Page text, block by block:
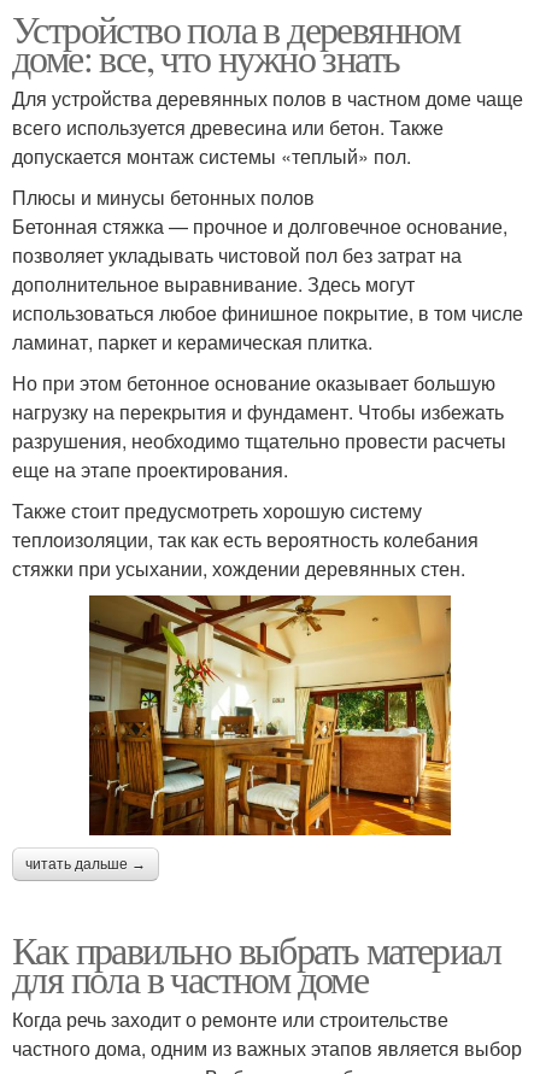
Устройство пола в деревянном
доме: все, что нужно знать
Для устройства деревянных полов в частном доме чаще
всего используется древесина или бетон. Также
допускается монтаж системы «теплый» пол.
Плюсы и минусы бетонных полов
Бетонная стяжка — прочное и долговечное основание,
позволяет укладывать чистовой пол без затрат на
дополнительное выравнивание. Здесь могут
использоваться любое финишное покрытие, в том числе
ламинат, паркет и керамическая плитка.
Но при этом бетонное основание оказывает большую
нагрузку на перекрытия и фундамент. Чтобы избежать
разрушения, необходимо тщательно провести расчеты
еще на этапе проектирования.
Также стоит предусмотреть хорошую систему
теплоизоляции, так как есть вероятность колебания
стяжки при усыхании, хождении деревянных стен.
читать дальше →
Как правильно выбрать материал
для пола в частном доме
Когда речь заходит о ремонте или строительстве
частного дома, одним из важных этапов является выбор